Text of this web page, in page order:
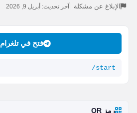
الإبلاغ عن مشكلة آخر تحديث: أبريل 9, 2026
فتح في تلغرام
/start
رمز QR